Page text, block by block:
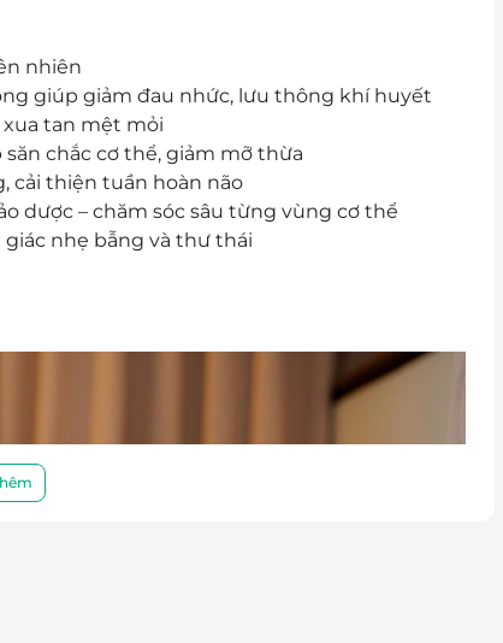
nhiên
giúp giảm đau nhức, lưu thông khí huyết
xua tan mệt mỏi
săn chắc cơ thể, giảm mỡ thừa
cải thiện tuần hoàn não
dược – chăm sóc sâu từng vùng cơ thể
giác nhẹ bẫng và thư thái